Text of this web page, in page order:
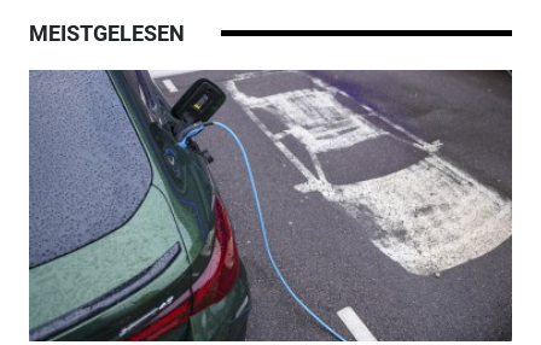
MEISTGELESEN